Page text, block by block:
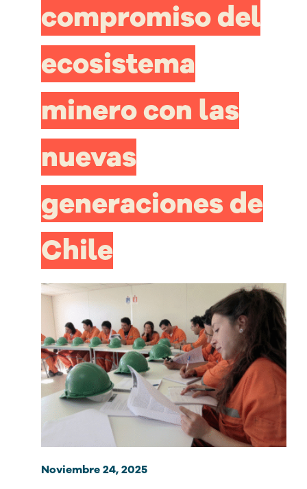
compromiso del
ecosistema
minero con las
nuevas
generaciones de
Chile
Noviembre 24, 2025